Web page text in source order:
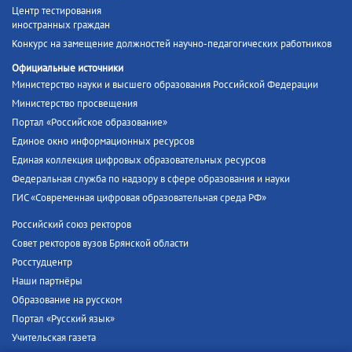
Центр тестирования
иностранных граждан
Конкурс на замещение должностей научно-педагогических работников
Официальные источники
Министерство науки и высшего образования Российской Федерации
Министерство просвещения
Портал «Российское образование»
Единое окно информационных ресурсов
Единая коллекция цифровых образовательных ресурсов
Федеральная служба по надзору в сфере образования и науки
ГИС «Современная цифровая образовательная среда РФ»
Российский союз ректоров
Совет ректоров вузов Брянской области
Росстудцентр
Наши партнёры
Образование на русском
Портал «Русский язык»
Учительская газета